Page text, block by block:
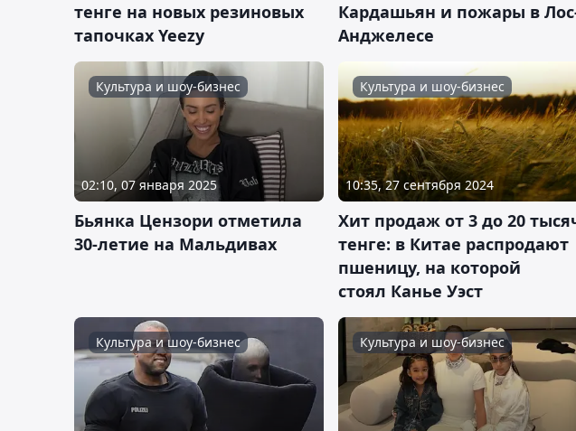
тенге на новых резиновых
тапочках Yeezy
Кардашьян и пожары в
Анджелесе
Культура и шоу-бизнес
02:10, 07 января 2025
Бьянка Цензори отметила
30-летие на Мальдивах
Культура и шоу-бизнес
10:35, 27 сентября 2024
Хит продаж от 3 до 20
тенге: в Китае распродают
пшеницу, на которой
стоял Канье Уэст
Культура и шоу-бизнес Культура и шоу-бизнес